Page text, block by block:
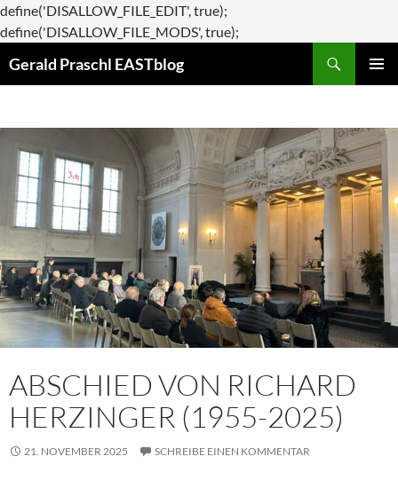
define('DISALLOW_FILE_EDIT', true);
define('DISALLOW_FILE_MODS', true);
Gerald Praschl EASTblog
ABSCHIED VON RICHARD
HERZINGER (1955-2025)
21. NOVEMBER 2025 SCHREIBE EINEN KOMMENTAR